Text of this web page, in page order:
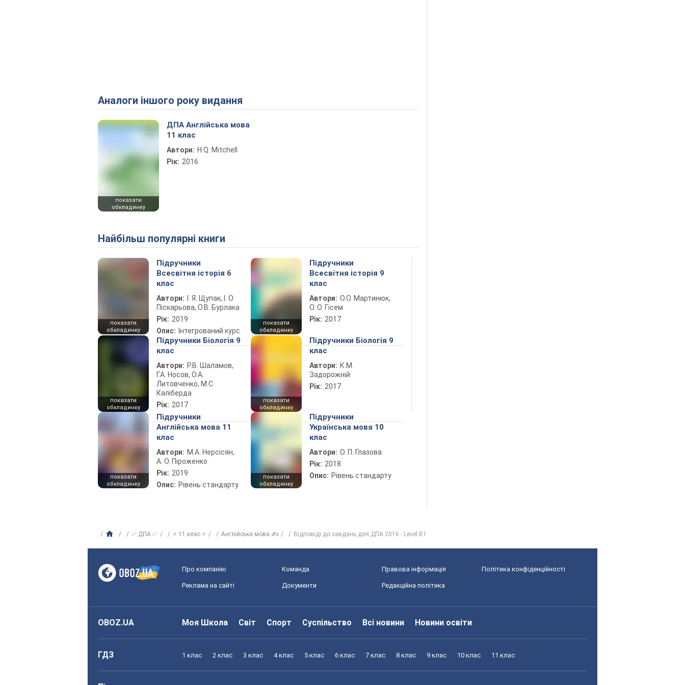
Аналоги іншого року видання
показати
обкладинку
ДПА Англійська мова
11 клас
Автори: H.Q. Mitchell
Рік: 2016
Найбільш популярні книги
показати
обкладинку
Підручники
Всесвітня історія 6
клас
Автори:
І. Я. Щупак, І. О.
Піскарьова, О.В. Бурлака
Рік: 2019
Опис: Інтегрований курс
показати
обкладинку
Підручники
Всесвітня історія 9
клас
Автори: О.О. Мартинюк,
О. О. Гісем
Рік: 2017
показати
обкладинку
Підручники Біологія 9
клас
Автори: Р.В. Шаламов,
Г.А. Носов, О.А.
Литовченко, М.С.
Каліберда
Рік: 2017
показати
обкладинку
Підручники Біологія 9
клас
Автори: К.М.
Задорожній
Рік: 2017
показати
обкладинку
Підручники
Англійська мова 11
клас
Автори: М.А. Нерсісян,
А. О. Піроженко
Рік: 2019
Опис: Рівень стандарту
показати
обкладинку
Підручники
Українська мова 10
клас
Автори: О. П. Глазова
Рік: 2018
Опис: Рівень стандарту
✅ ДПА ✅ ⚡ 11 клас ⚡ Англійська мова ✍ Відповіді до завдань для ДПА 2016 - Level B1
Про компанію Команда Правова інформація Політика конфіденційності
Реклама на сайті Документи Редакційна політика
OBOZ.UA Моя Школа Світ Спорт Суспільство Всі новини Новини освіти
ГДЗ 1 клас 2 клас 3 клас 4 клас 5 клас 6 клас 7 клас 8 клас 9 клас 10 клас 11 клас